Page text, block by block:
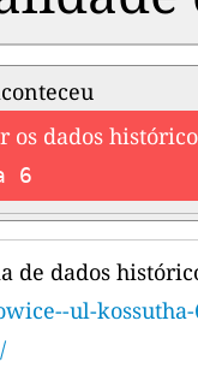
os dados
6
de dados
ul-